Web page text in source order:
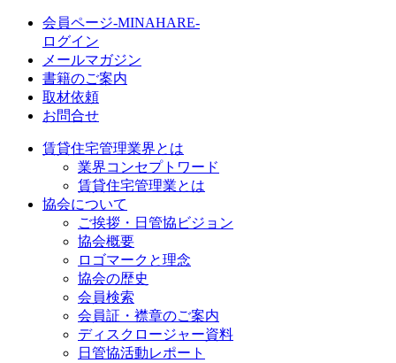
会員ページ-MINAHARE-
ログイン
メールマガジン
書籍のご案内
取材依頼
お問合せ
賃貸住宅管理業界とは
業界コンセプトワード
賃貸住宅管理業とは
協会について
ご挨拶・日管協ビジョン
協会概要
ロゴマークと理念
協会の歴史
会員検索
会員証・襟章のご案内
ディスクロージャー資料
日管協活動レポート